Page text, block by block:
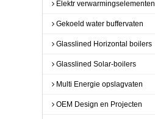
Elektr verwarmingselementen
Gekoeld water buffervaten
Glasslined Horizontal boilers
Glasslined Solar-boilers
Multi Energie opslagvaten
OEM Design en Projecten